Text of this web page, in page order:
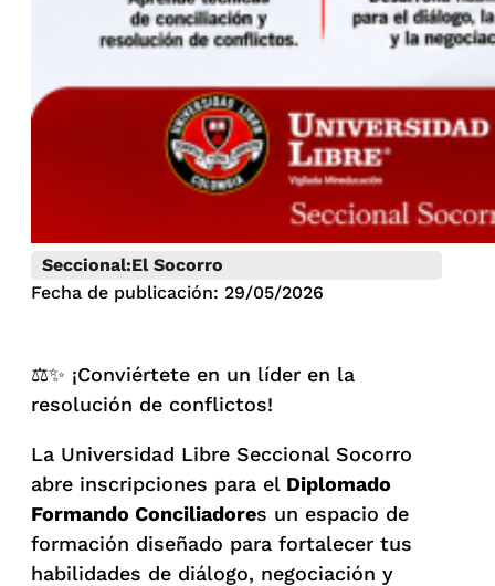
Seccional:El Socorro
Fecha de publicación: 29/05/2026
⚖️✨ ¡Conviértete en un líder en la
resolución de conflictos!
La Universidad Libre Seccional Socorro
abre inscripciones para el Diplomado
Formando Conciliadores un espacio de
formación diseñado para fortalecer tus
habilidades de diálogo, negociación y